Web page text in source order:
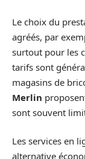
Le choix du
agréés, par
surtout pour les
tarifs sont
magasins de
Merlin
sont souvent
Les services en
alternative